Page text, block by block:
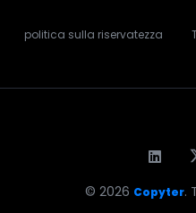
politica sulla riservatezza
© 2026 Copyter.